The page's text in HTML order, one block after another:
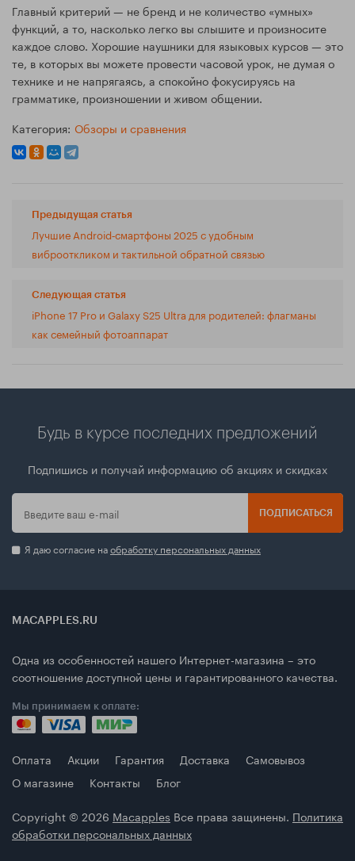
Главный критерий — не бренд и не количество «умных»
функций, а то, насколько легко вы слышите и произносите
каждое слово. Хорошие наушники для языковых курсов — это
те, в которых вы можете провести часовой урок, не думая о
технике и не напрягаясь, а спокойно фокусируясь на
грамматике, произношении и живом общении.
Категория: Обзоры и сравнения
Предыдущая статья
Лучшие Android‑смартфоны 2025 с удобным
виброоткликом и тактильной обратной связью
Следующая статья
iPhone 17 Pro и Galaxy S25 Ultra для родителей: флагманы
как семейный фотоаппарат
Будь в курсе последних предложений
Подпишись и получай информацию об акциях и скидках
ПОДПИСАТЬСЯ
Я даю согласие наобработку персональных данных
MACAPPLES.RU
Одна из особенностей нашего Интернет-магазина – это
соотношение доступной цены и гарантированного качества.
Мы принимаем к оплате:
Оплата Акции Гарантия Доставка
Самовывоз
О магазине
Контакты
Блог
Copyright © 2026 Macapples Все права защинены. Политика
обработки персональных данных